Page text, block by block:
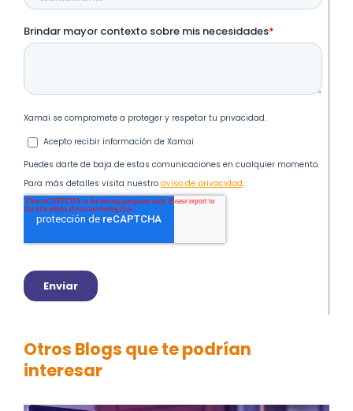
Otros Blogs que te podrían
interesar